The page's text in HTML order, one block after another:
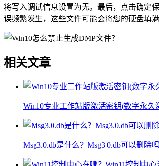
将写入调试信息设置为无。最后，点击确定
误频繁发生，这些文件可能会将您的硬盘填
相关文章
Win10专业工作站版激活密钥(数字永久
Msg3.0.db是什么？Msg3.0.db可以删除